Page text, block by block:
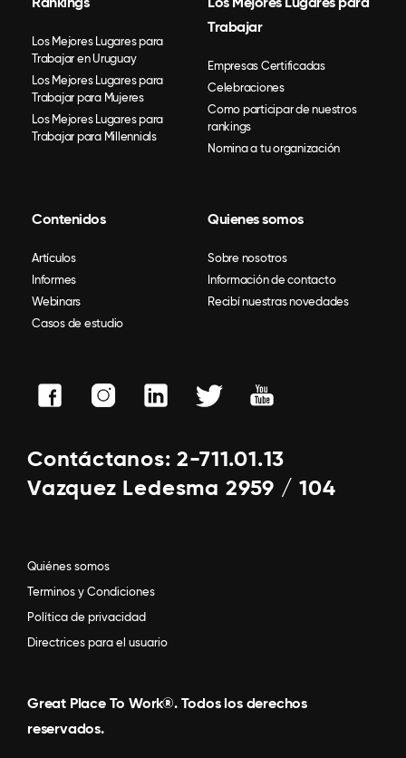
Los Mejores Lugares para
Trabajar en Uruguay
Los Mejores Lugares para
Trabajar para Mujeres
Los Mejores Lugares para
Trabajar para Millennials
Trabajar
Empresas Certificadas
Celebraciones
Como participar de nuestros
rankings
Nomina a tu organización
Contenidos
Artículos
Informes
Webinars
Casos de estudio
Quienes somos
Sobre nosotros
Información de contacto
Recibí nuestras novedades
Contáctanos: 2-711.01.13
Vazquez Ledesma 2959 / 104
Quiénes somos
Terminos y Condiciones
Política de privacidad
Directrices para el usuario
Great Place To Work®. Todos los derechos
reservados.